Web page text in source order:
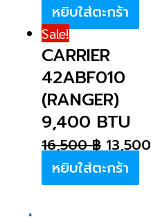
หยิบใส่ตะกร้า
Sale!
CARRIER
42ABF010
(RANGER)
9,400 BTU
16,500฿ 13,500
หยิบใส่ตะกร้า